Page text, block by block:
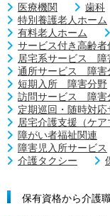
医療機関 歯科
特別養護老人ホーム
有料老人ホーム
サービス付き高齢者
居宅系サービス 障
通所サービス 障害
短期入所 障害分野
訪問サービス 障害
定期巡回・随時対応
居宅介護支援（ケア
障がい者福祉関連
障害児入所サービス
介護タクシー
保有資格から介護